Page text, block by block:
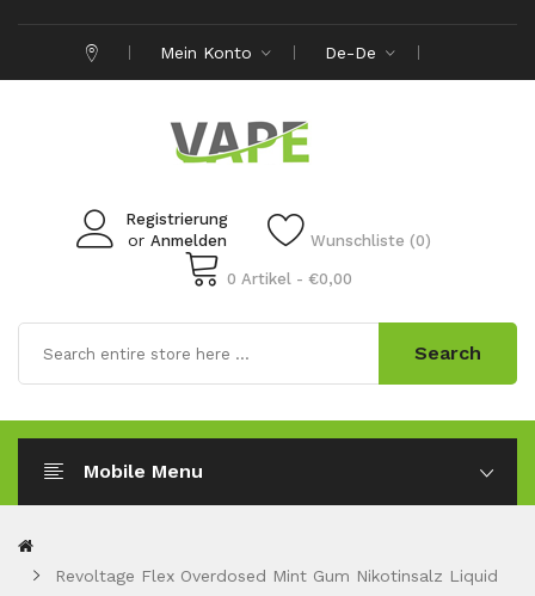
Mein Konto De-De
Registrierung
or Anmelden Wunschliste (0)
0 Artikel - €0,00
Search
Mobile Menu
Revoltage Flex Overdosed Mint Gum Nikotinsalz Liquid